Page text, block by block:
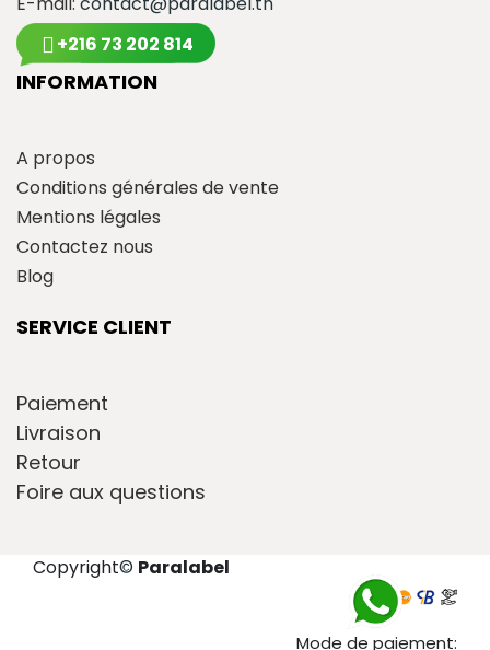
+216 73 202 814
INFORMATION
A propos
Conditions générales de vente
Mentions légales
Contactez nous
Blog
SERVICE CLIENT
Paiement
Livraison
Retour
Foire aux questions
Copyright© Paralabel
Mode de paiement: